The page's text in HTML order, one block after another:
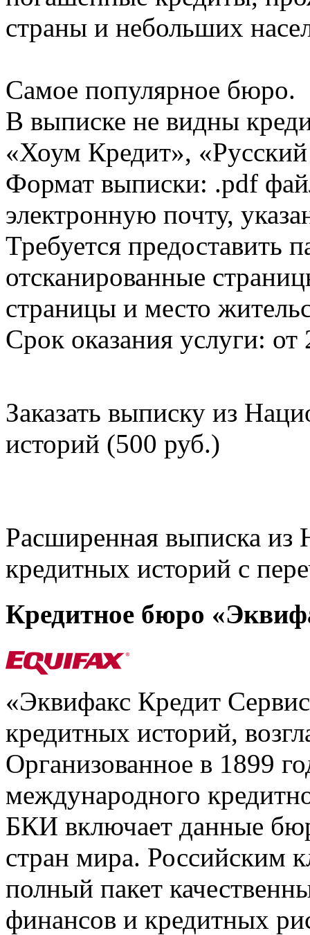
страны и небольших
Самое популярное бюро.
В выписке не видны
«Хоум Кредит»,
Формат выписки: .pdf
электронную почту,
Требуется предоставить
отсканированные
страницы и место
Срок оказания услуги: от
Заказать выписку из
историй (500 руб.)
Расширенная выписка из
кредитных историй с
Кредитное бюро
«Эквифакс Кредит
кредитных историй,
Организованное в 1899
международного
БКИ включает данные
стран мира. Российским
полный пакет
финансов и кредитных